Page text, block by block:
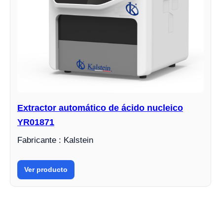
Extractor automático de ácido nucleico
YR01871
Fabricante : Kalstein
Ver producto